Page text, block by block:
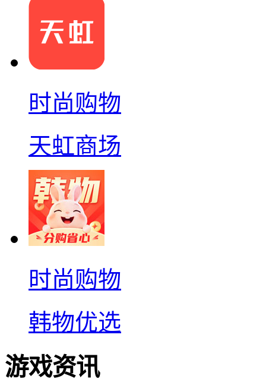
时尚购物
天虹商场
时尚购物
韩物优选
游戏资讯